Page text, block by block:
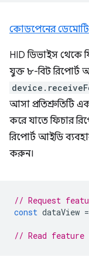
কোডপেনের ডেমোটি
HID ডিভাইস থেকে
যুক্ত ৮-বিট রিপোর্ট
আসা প্রতিশ্রুতিটি
করে যাতে ফিচার
রিপোর্ট আইডি
করুন।
// Request
const dataView =
// Read